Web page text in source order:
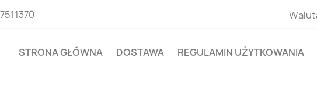
STRONA GŁÓWNA DOSTAWA REGULAMIN UŻYTKOWANIA